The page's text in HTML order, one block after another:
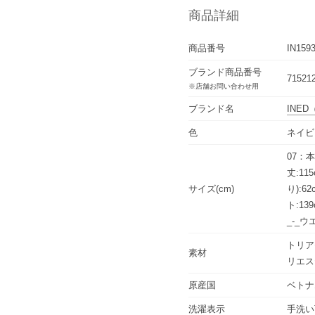
商品詳細
商品番号
ブランド商品番号
※店舗お問い合わせ用
ブランド名 INED
色 ネイ
サイズ(cm)
07：
丈
り
ト
_-_
素材
トリ
リエ
原産国 ベト
洗濯表示 手洗